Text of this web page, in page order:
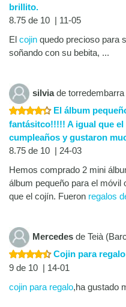
brillito.
8.75 de 10 | 11-05
El cojin quedo precioso para
soñando con su bebita, ...
silviade torredembarra
El álbum
fantásitco!!!!! A igual que
cumpleaños y gustaron
8.75 de 10 | 24-03
Hemos comprado 2 mini
álbum pequeño para el móvil
que el cojín. Fueron regalos
Mercedes de Teià
Cojin para regalo
9 de 10 | 14-01
cojin para regalo,ha gustado